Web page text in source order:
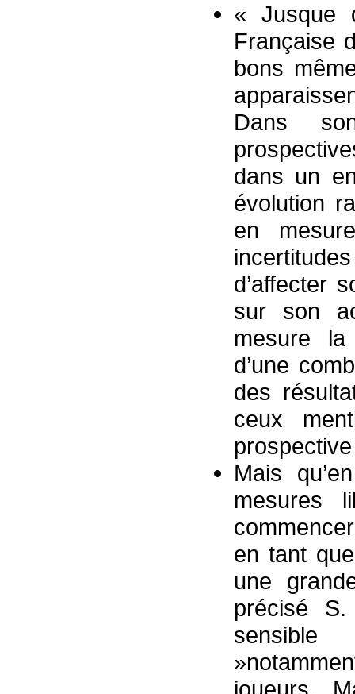
« Jusque
Française
bons
Dans
dans un
évolution
en
d’affecter
sur son
mesure la
d’une
des
ceux
Mais
mesures
en tant
une
précisé